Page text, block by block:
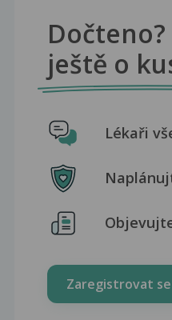
ještě o
Lékaři
Zaregistrovat